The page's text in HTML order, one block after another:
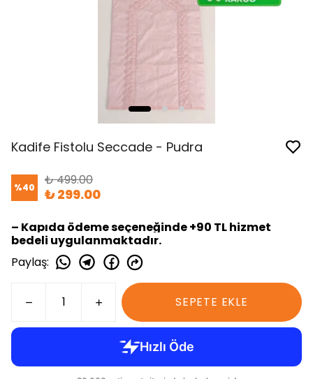
Kadife Fistolu Seccade - Pudra
%40 ₺ 499.00
₺ 299.00
– Kapıda ödeme seçeneğinde +90 TL hizmet
bedeli uygulanmaktadır.
Paylaş:
SEPETE EKLE